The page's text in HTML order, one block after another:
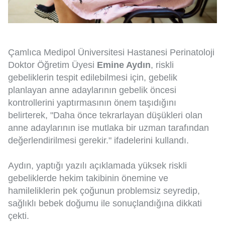
Çamlıca Medipol Üniversitesi Hastanesi Perinatoloji
Doktor Öğretim Üyesi Emine Aydın, riskli
gebeliklerin tespit edilebilmesi için, gebelik
planlayan anne adaylarının gebelik öncesi
kontrollerini yaptırmasının önem taşıdığını
belirterek, "Daha önce tekrarlayan düşükleri olan
anne adaylarının ise mutlaka bir uzman tarafından
değerlendirilmesi gerekir." ifadelerini kullandı.
Aydın, yaptığı yazılı açıklamada yüksek riskli
gebeliklerde hekim takibinin önemine ve
hamileliklerin pek çoğunun problemsiz seyredip,
sağlıklı bebek doğumu ile sonuçlandığına dikkati
çekti.